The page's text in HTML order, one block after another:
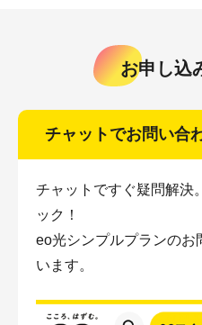
お申し込
チャットでお問い合
チャットですぐ疑問解決
ック！
eo光シンプルプランのお
います。